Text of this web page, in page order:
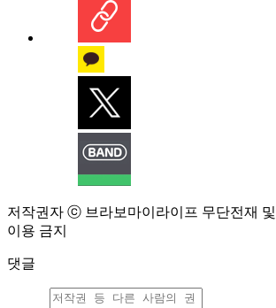
저작권자 ⓒ 브라보마이라이프 무단전재
이용 금지
댓글